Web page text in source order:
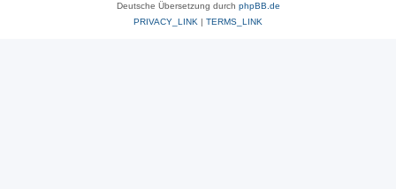
Deutsche Übersetzung durch phpBB.de
PRIVACY_LINK | TERMS_LINK